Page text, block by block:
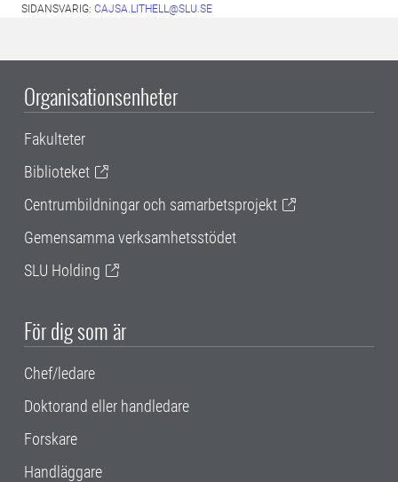
SIDANSVARIG: CAJSA.LITHELL@SLU.SE
Organisationsenheter
Fakulteter
Biblioteket
Centrumbildningar och samarbetsprojekt
Gemensamma verksamhetsstödet
SLU Holding
För dig som är
Chef/ledare
Doktorand eller handledare
Forskare
Handläggare